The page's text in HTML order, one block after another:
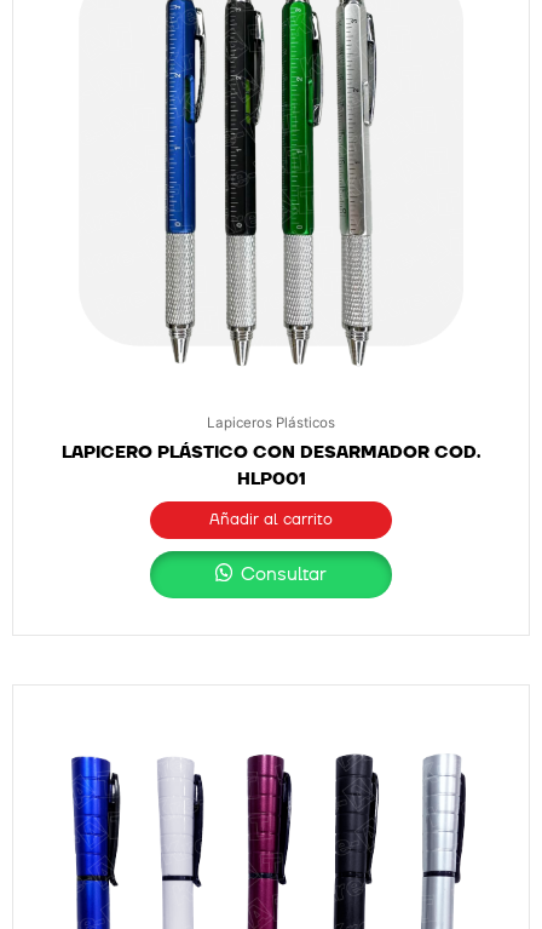
Lapiceros Plásticos
LAPICERO PLÁSTICO CON DESARMADOR COD.
HLP001
Añadir al carrito
Consultar